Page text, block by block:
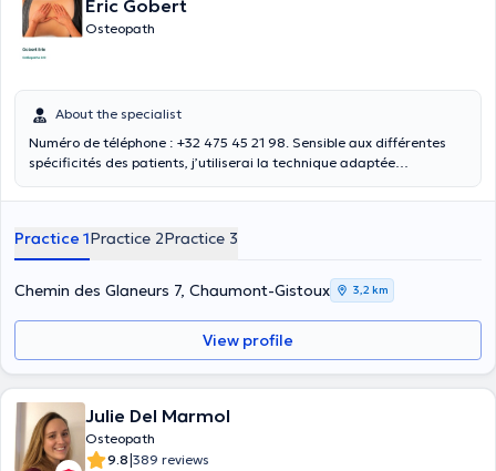
Eric Gobert
Osteopath
About the specialist
Numéro de téléphone : +32 475 45 21 98. Sensible aux différentes
spécificités des patients, j’utiliserai la technique adaptée
Depuis 25 ans, riche de mes différentes formations, je mets mes
niveaux, des nourrissons et des femmes enceintes. Également
licencié en nutrition, j’incorpore aussi cette dimension dans le
traitement.
Practice 1Practice 2Practice 3
Chemin des Glaneurs 7, Chaumont-Gistoux 3,2 km
View profile
Julie Del Marmol
Osteopath
9.8|389 reviews